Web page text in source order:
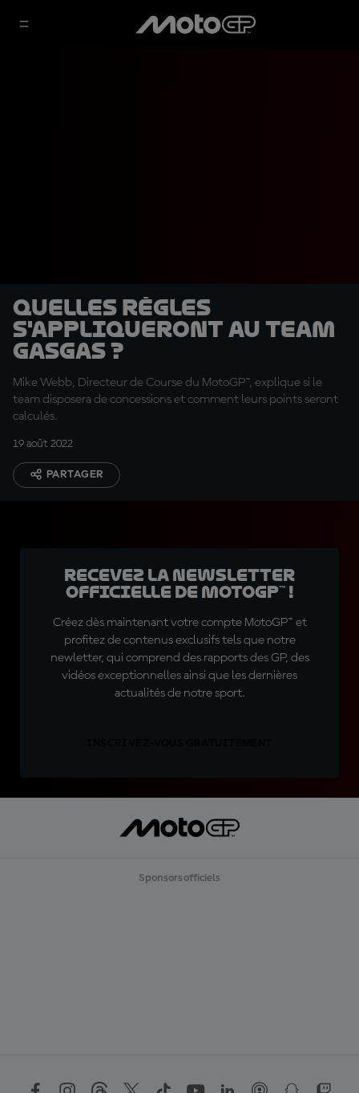
Quelles règles
s'appliqueront au team
GASGAS ?
Mike Webb, Directeur de Course du MotoGP™, explique si le
team disposera de concessions et comment leurs points seront
calculés.
19 août 2022
PARTAGER
Recevez la Newsletter
officielle de MotoGP™ !
Créez dès maintenant votre compte MotoGP™ et
profitez de contenus exclusifs tels que notre
newletter, qui comprend des rapports des GP, des
vidéos exceptionnelles ainsi que les dernières
actualités de notre sport.
Sponsors officiels